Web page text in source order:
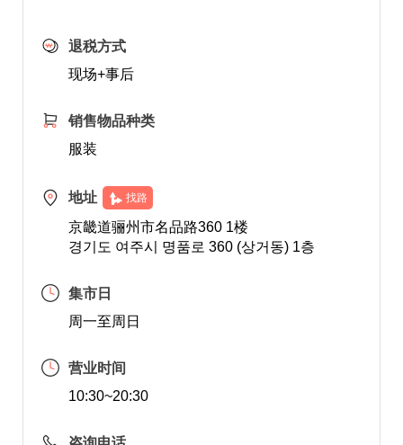
退税方式
现场+事后
销售物品种类
服装
地址 找路
京畿道骊州市名品路360 1楼
경기도 여주시 명품로 360 (상거동) 1층
集市日
周一至周日
营业时间
10:30~20:30